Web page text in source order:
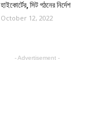
হাইকোর্টের, সিট গঠনের নির্দেশ
October 12, 2022
- Advertisement -